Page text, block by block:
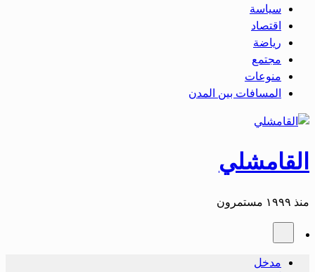
سياسة
اقتصاد
رياضة
مجتمع
منوعات
المسافات بين المدن
القامشلي
منذ ١٩٩٩ مستمرون
مدخل